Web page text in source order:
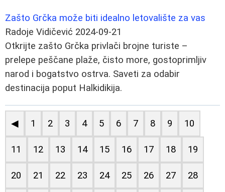
Zašto Grčka može biti idealno letovalište za vas
Radoje Vidičević 2024-09-21
Otkrijte zašto Grčka privlači brojne turiste –
prelepe peščane plaže, čisto more, gostoprimljiv
narod i bogatstvo ostrva. Saveti za odabir
destinacija poput Halkidikija.
◀ 1 2 3 4 5 6 7 8 9 10
11 12 13 14 15 16 17 18 19
20 21 22 23 24 25 26 27 28